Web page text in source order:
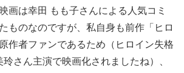
画は幸田 もも子さんによる人気コミ
ものなのですが、私自身も前作「ヒロ
作者ファンであるため（ヒロイン失格
さん主演で映画化されましたね）、